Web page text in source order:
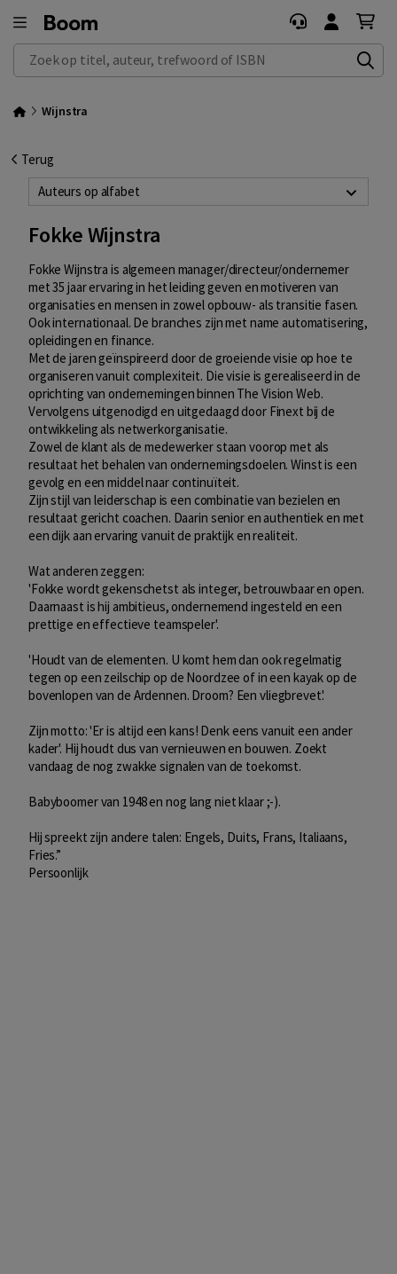
Zoek op titel, auteur, trefwoord of ISBN
Wijnstra
Terug
Auteurs op alfabet
Fokke Wijnstra
Fokke Wijnstra is algemeen manager/directeur/ondernemer
met 35 jaar ervaring in het leiding geven en motiveren van
organisaties en mensen in zowel opbouw- als transitie fasen.
Ook internationaal. De branches zijn met name automatisering,
opleidingen en finance.
Met de jaren geïnspireerd door de groeiende visie op hoe te
organiseren vanuit complexiteit. Die visie is gerealiseerd in de
oprichting van ondernemingen binnen The Vision Web.
Vervolgens uitgenodigd en uitgedaagd door Finext bij de
ontwikkeling als netwerkorganisatie.
Zowel de klant als de medewerker staan voorop met als
resultaat het behalen van ondernemingsdoelen. Winst is een
gevolg en een middel naar continuïteit.
Zijn stijl van leiderschap is een combinatie van bezielen en
resultaat gericht coachen. Daarin senior en authentiek en met
een dijk aan ervaring vanuit de praktijk en realiteit.
Wat anderen zeggen:
'Fokke wordt gekenschetst als integer, betrouwbaar en open.
Daarnaast is hij ambitieus, ondernemend ingesteld en een
prettige en effectieve teamspeler'.
'Houdt van de elementen. U komt hem dan ook regelmatig
tegen op een zeilschip op de Noordzee of in een kayak op de
bovenlopen van de Ardennen. Droom? Een vliegbrevet'.
Zijn motto: 'Er is altijd een kans! Denk eens vanuit een ander
kader'. Hij houdt dus van vernieuwen en bouwen. Zoekt
vandaag de nog zwakke signalen van de toekomst.
Babyboomer van 1948 en nog lang niet klaar ;-).
Hij spreekt zijn andere talen: Engels, Duits, Frans, Italiaans,
Fries.”
Persoonlijk